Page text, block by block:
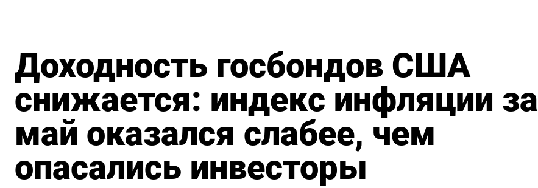
Доходность госбондов США
снижается: индекс инфляции за
май оказался слабее, чем
опасались инвесторы